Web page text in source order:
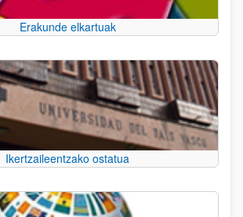
Erakunde elkartuak
Ikertzaileentzako ostatua